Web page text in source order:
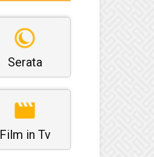
Serata
Film in Tv